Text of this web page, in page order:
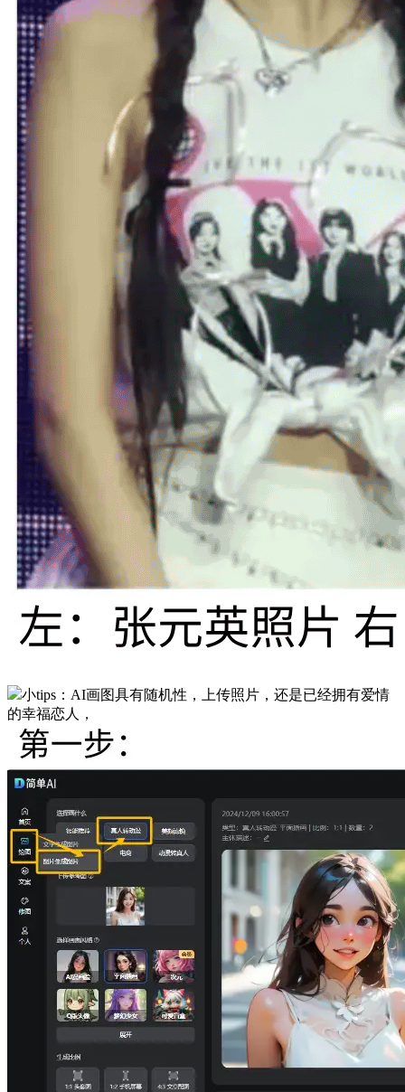
小tips：AI画图具有随机性，上传照片，还是已经拥有爱情
的幸福恋人，